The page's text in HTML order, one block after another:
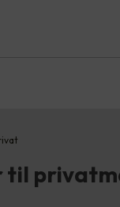
til